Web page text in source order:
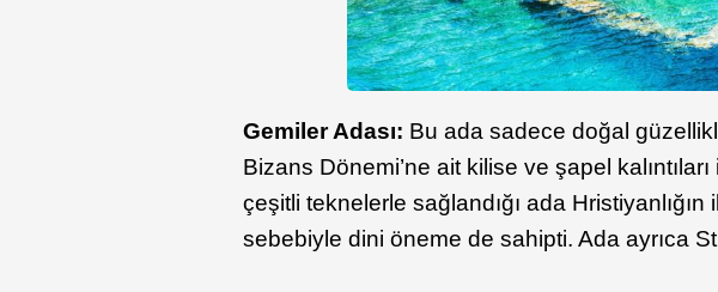
Gemiler Adası: Bu ada sadece doğal
Bizans Dönemi’ne ait kilise ve şapel
çeşitli teknelerle sağlandığı ada Hristiyanlığın
sebebiyle dini öneme de sahipti. Ada ayrıca